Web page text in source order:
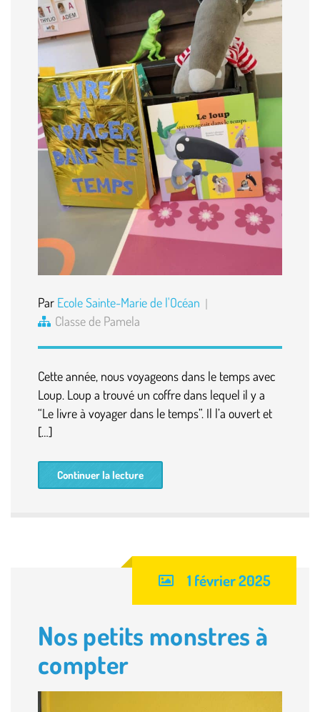
Par Ecole Sainte-Marie de l'Océan
Classe de Pamela
Cette année, nous voyageons dans le temps avec
Loup. Loup a trouvé un coffre dans lequel il y a
“Le livre à voyager dans le temps”. Il l’a ouvert et
[…]
Continuer la lecture
1 février 2025
Nos petits monstres à
compter